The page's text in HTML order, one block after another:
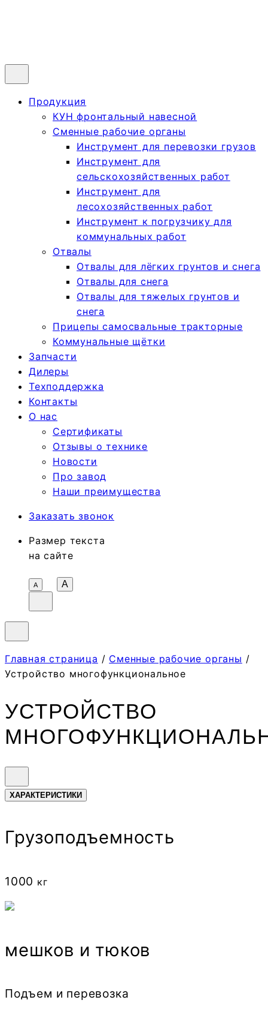
Продукция
КУН фронтальный навесной
Сменные рабочие органы
Инструмент для перевозки грузов
Инструмент для
сельскохозяйственных работ
Инструмент для
лесохозяйственных работ
Инструмент к погрузчику для
коммунальных работ
Отвалы
Отвалы для лёгких грунтов и снега
Отвалы для снега
Отвалы для тяжелых грунтов и
снега
Прицепы самосвальные тракторные
Коммунальные щётки
Запчасти
Дилеры
Техподдержка
Контакты
О нас
Сертификаты
Отзывы о технике
Новости
Про завод
Наши преимущества
Заказать звонок
Размер текста
на сайте
А A
Главная страница / Сменные рабочие органы /
Устройство многофункциональное
УСТРОЙСТВО
ХАРАКТЕРИСТИКИ
Грузоподъемность
1000 кг
мешков и тюков
Подъем и перевозка